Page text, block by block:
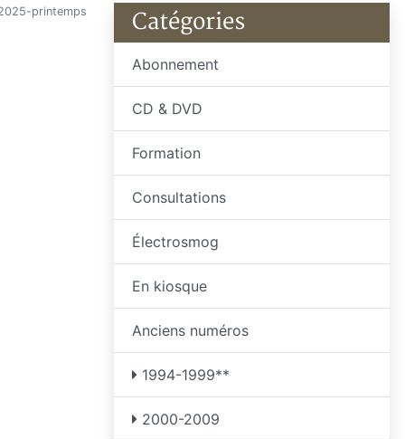
printemps Catégories
Abonnement
CD & DVD
Formation
Consultations
Électrosmog
En kiosque
Anciens numéros
1994-1999**
2000-2009